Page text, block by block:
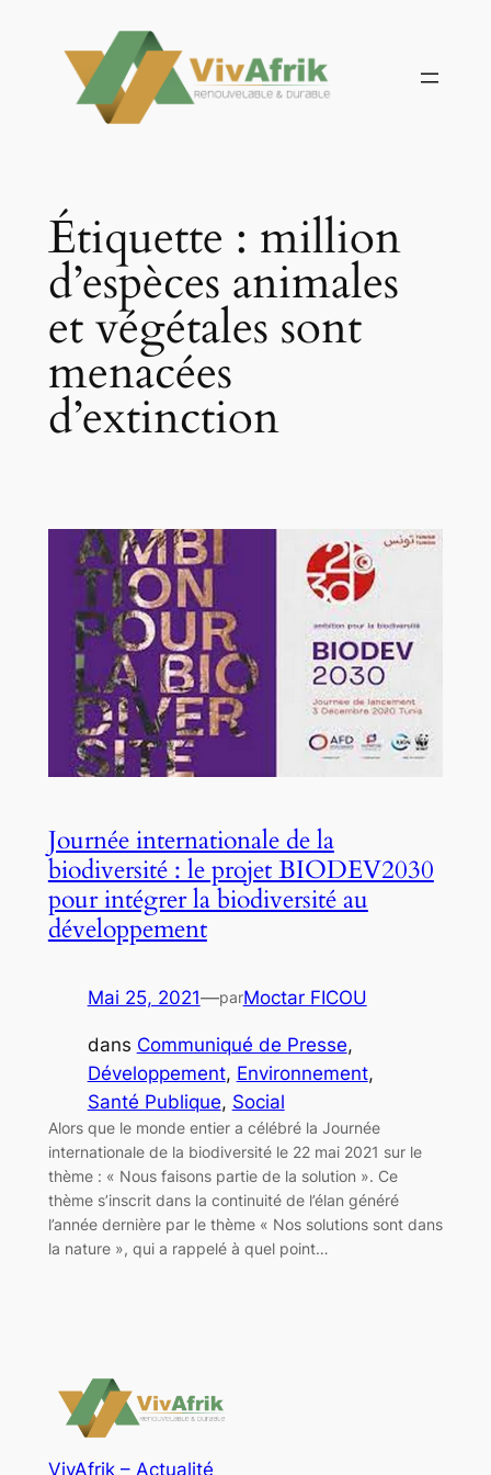
contenu
Étiquette : million
d’espèces animales
et végétales sont
menacées
d’extinction
Journée internationale de la
biodiversité : le projet BIODEV2030
pour intégrer la biodiversité au
développement
Mai 25, 2021—parMoctar FICOU
dans Communiqué de Presse
Développement, Environnement
Santé Publique, Social
Alors que le monde entier a célébré la Journée
internationale de la biodiversité le 22 mai 2021 sur le
thème : « Nous faisons partie de la solution ». Ce
thème s’inscrit dans la continuité de l’élan généré
l’année dernière par le thème « Nos solutions sont dans
la nature », qui a rappelé à quel point…
VivAfrik – Actualité